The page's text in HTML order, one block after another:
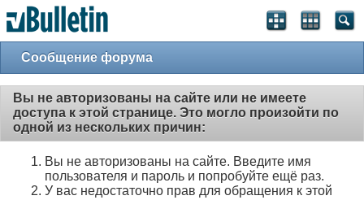
Сообщение форума
Вы не авторизованы на сайте или не имеете
доступа к этой странице. Это могло произойти по
одной из нескольких причин:
Вы не авторизованы на сайте. Введите имя
пользователя и пароль и попробуйте ещё раз.
У вас недостаточно прав для обращения к этой